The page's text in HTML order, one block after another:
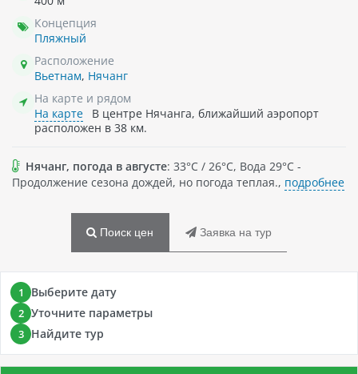
Концепция
Пляжный
Расположение
Вьетнам, Нячанг
На карте и рядом
На карте
В центре Нячанга, ближайший аэропорт
расположен в 38 км.
Нячанг, погода в августе: 33°C / 26°C, Вода 29°C -
Продолжение сезона дождей, но погода теплая., подробнее
Поиск цен Заявка на тур
1 Выберите дату
2 Уточните параметры
3 Найдите тур